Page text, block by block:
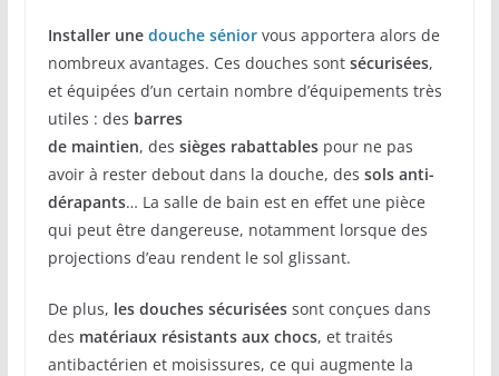
Installer une douche séniorvous apportera alors de
nombreux avantages. Ces douches sont sécurisées,
et équipées d’un certain nombre d’équipements très
utiles : des barres
de maintien, des sièges rabattablespour ne pas
avoir à rester debout dans la douche, des sols anti-
dérapants… La salle de bain est en effet une pièce
qui peut être dangereuse, notamment lorsque des
projections d’eau rendent le sol glissant.
De plus, les douches sécuriséessont conçues dans
des matériaux résistants aux chocs, et traités
antibactérien et moisissures, ce qui augmente la